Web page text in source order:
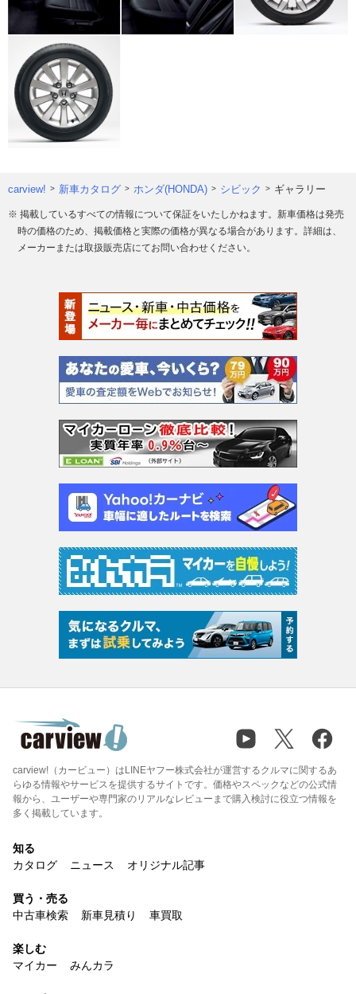
carview! 新車カタログ ホンダ(HONDA) シビック ギャラリー
※ 掲載しているすべての情報について保証をいたしかねます。新車価格は発売
時の価格のため、掲載価格と実際の価格が異なる場合があります。詳細は、
メーカーまたは取扱販売店にてお問い合わせください。
carview!（カービュー）はLINEヤフー株式会社が運営するクルマに関するあ
らゆる情報やサービスを提供するサイトです。価格やスペックなどの公式情
報から、ユーザーや専門家のリアルなレビューまで購入検討に役立つ情報を
多く掲載しています。
知る
カタログ
ニュース オリジナル記事
買う・売る
中古車検索
新車見積り 車買取
楽しむ
マイカー
みんカラ